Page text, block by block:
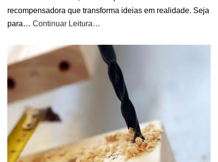
recompensadora que transforma ideias em realidade. Seja
para… Continuar Leitura…